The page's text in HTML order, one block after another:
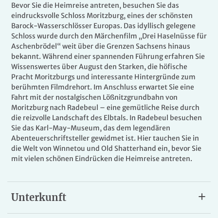
Bevor Sie die Heimreise antreten, besuchen Sie das
eindrucksvolle Schloss Moritzburg, eines der schönsten
Barock-Wasserschlösser Europas. Das idyllisch gelegene
Schloss wurde durch den Märchenfilm „Drei Haselnüsse für
Aschenbrödel“ weit über die Grenzen Sachsens hinaus
bekannt. Während einer spannenden Führung erfahren Sie
Wissenswertes über August den Starken, die höfische
Pracht Moritzburgs und interessante Hintergründe zum
berühmten Filmdrehort. Im Anschluss erwartet Sie eine
Fahrt mit der nostalgischen Lößnitzgrundbahn von
Moritzburg nach Radebeul – eine gemütliche Reise durch
die reizvolle Landschaft des Elbtals. In Radebeul besuchen
Sie das Karl-May-Museum, das dem legendären
Abenteuerschriftsteller gewidmet ist. Hier tauchen Sie in
die Welt von Winnetou und Old Shatterhand ein, bevor Sie
mit vielen schönen Eindrücken die Heimreise antreten.
Unterkunft
Ihr Hotel